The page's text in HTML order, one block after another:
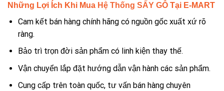
Những Lợi Ích Khi Mua Hệ Thống SẤY GỖ Tại E-MART
Cam kết bán hàng chính hãng có nguồn gốc xuất xứ rõ
ràng.
Bảo trì trọn đời sản phẩm có linh kiện thay thế.
Vận chuyển lắp đặt hướng dẫn vận hành các sản phẩm.
Cung cấp trên toàn quốc, tư vấn bán hàng chuyên